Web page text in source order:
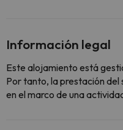
Información legal
Este alojamiento está
Por tanto, la prestación
en el marco de una